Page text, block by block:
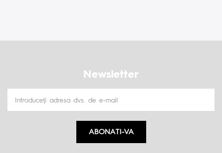
Newsletter
ABONATI-VA